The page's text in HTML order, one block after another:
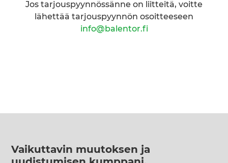
Jos tarjouspyynnössänne on liitteitä, voitte
lähettää tarjouspyynnön osoitteeseen
info@balentor.fi
Vaikuttavin muutoksen ja